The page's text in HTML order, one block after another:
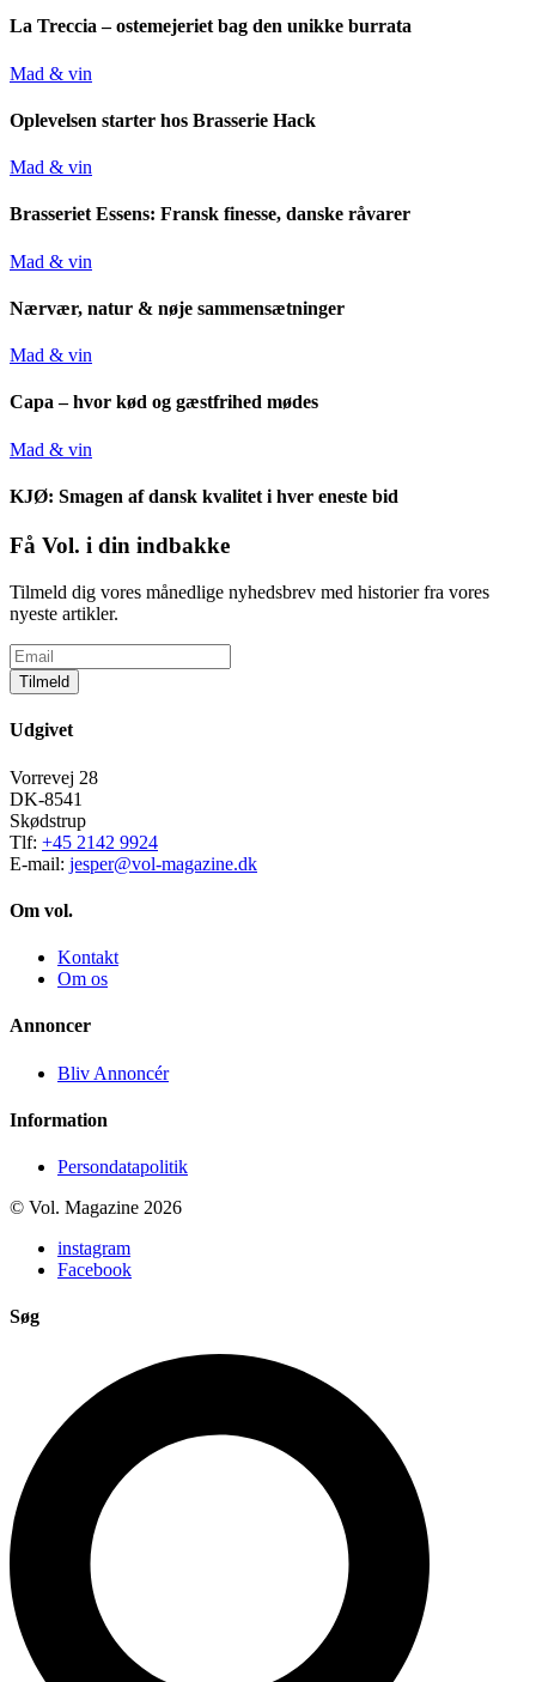
La Treccia – ostemejeriet bag den unikke burrata
Mad & vin
Oplevelsen starter hos Brasserie Hack
Mad & vin
Brasseriet Essens: Fransk finesse, danske råvarer
Mad & vin
Nærvær, natur & nøje sammensætninger
Mad & vin
Capa – hvor kød og gæstfrihed mødes
Mad & vin
KJØ: Smagen af dansk kvalitet i hver eneste bid
Få Vol. i din indbakke
Tilmeld dig vores månedlige nyhedsbrev med historier fra vores
nyeste artikler.
Tilmeld
Udgivet
Vorrevej 28
DK-8541
Skødstrup
Tlf: +45 2142 9924
E-mail: jesper@vol-magazine.dk
Om vol.
Kontakt
Om os
Annoncer
Bliv Annoncér
Information
Persondatapolitik
© Vol. Magazine 2026
instagram
Facebook
Søg